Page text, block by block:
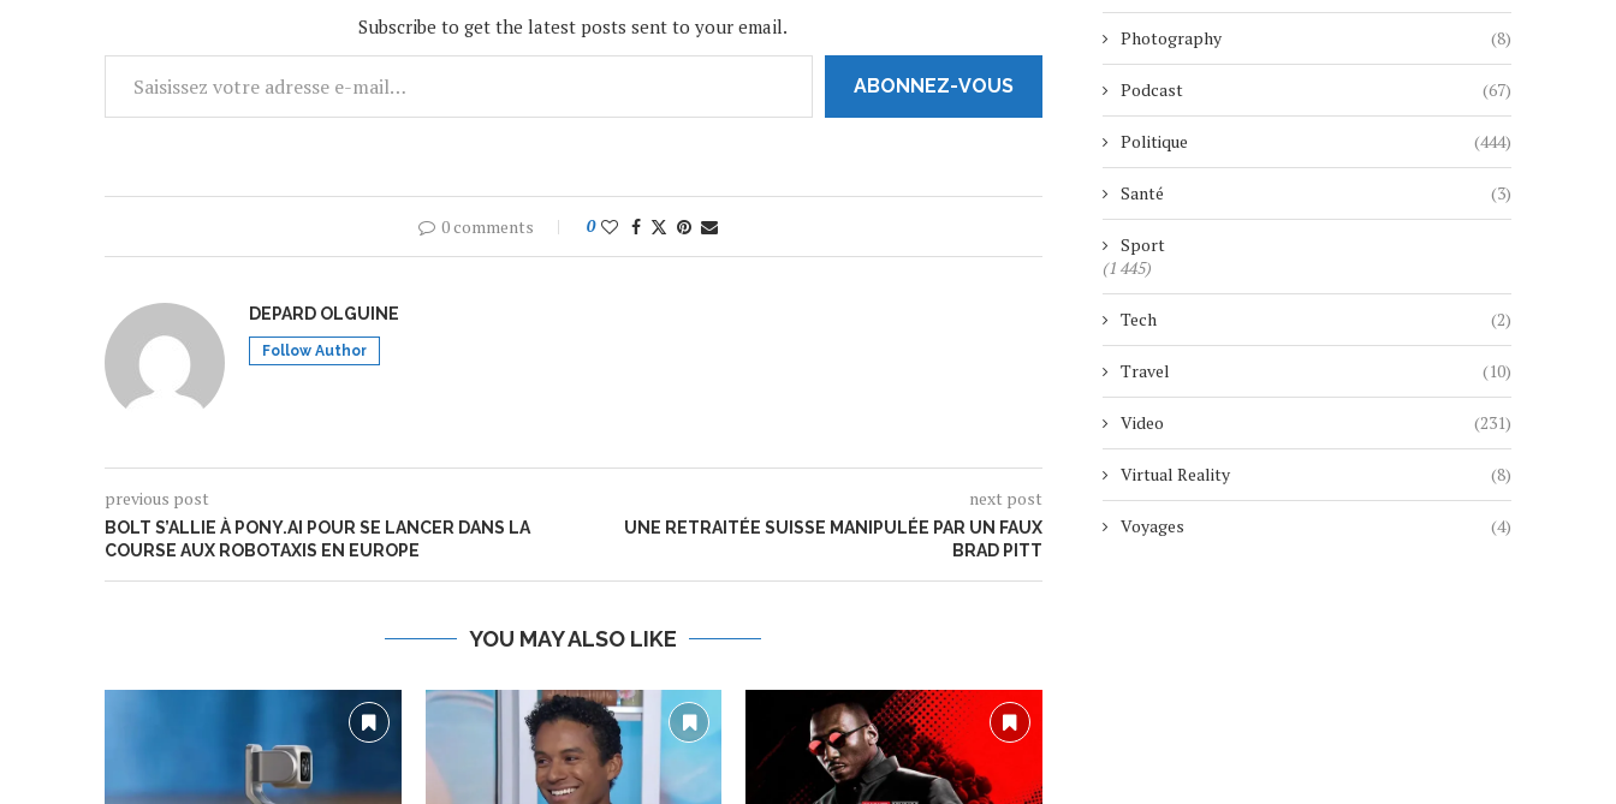
Subscribe to get the latest posts sent to your email.
ABONNEZ-VOUS
0 comments 0
DEPARD OLGUINE
Follow Author
previous post
BOLT S’ALLIE À PONY.AI POUR SE LANCER DANS LA
COURSE AUX ROBOTAXIS EN EUROPE
next post
UNE RETRAITÉE SUISSE MANIPULÉE PAR UN FAUX
BRAD PITT
YOU MAY ALSO LIKE
Photography (8)
Podcast (67)
Politique (444)
Santé (3)
Sport
(1 445)
Tech (2)
Travel (10)
Video (231)
Virtual Reality (8)
Voyages (4)